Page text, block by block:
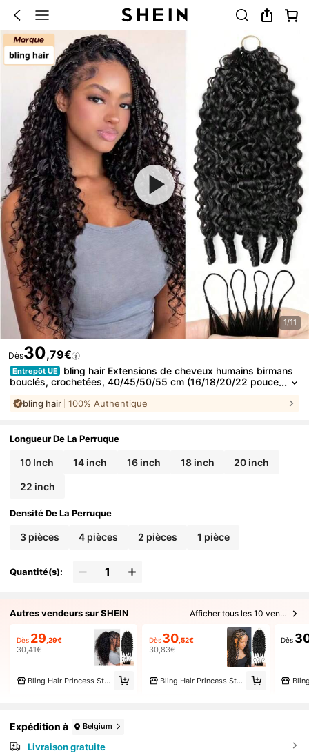
1/11
Dès30,79€
Entrepôt UE
bling hair Extensions de cheveux humains birmans
bouclés, crochetées, 40/45/50/55 cm (16/18/20/22 pouce
uds invisibles Miracle Knots, légères et réutilisables. Cheveux
bling hair 100% Authentique
Longueur De La Perruque
10 Inch 14 inch 16 inch 18 inch 20 inch
22 inch
Densité De La Perruque
3 pièces 4 pièces 2 pièces 1 pièce
Quantité(s):
Autres vendeurs sur SHEIN Afficher tous les 10 vendeurs
Dès 29 ,29€
30,41€
Bling Hair Princess Store
Dès 30 ,52€
30,83€
Bling Hair Princess Store
Dès
Expédition à Belgium
Livraison gratuite